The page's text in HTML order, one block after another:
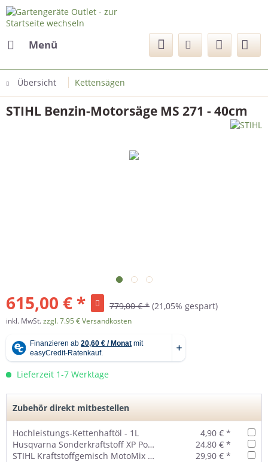
Menü
Übersicht Kettensägen
STIHL Benzin-Motorsäge MS 271 - 40cm
615,00 € * 779,00 € * (21,05% gespart)
inkl. MwSt.zzgl. 7.95 € Versandkosten
Lieferzeit 1-7 Werktage
Zubehör direkt mitbestellen
Hochleistungs-Kettenhaftöl - 1L
4,90 € *
Husqvarna Sonderkraftstoff XP Power 2-Takt 5 Liter
24,80 € *
STIHL Kraftstoffgemisch MotoMix 5 Liter
29,90 € *